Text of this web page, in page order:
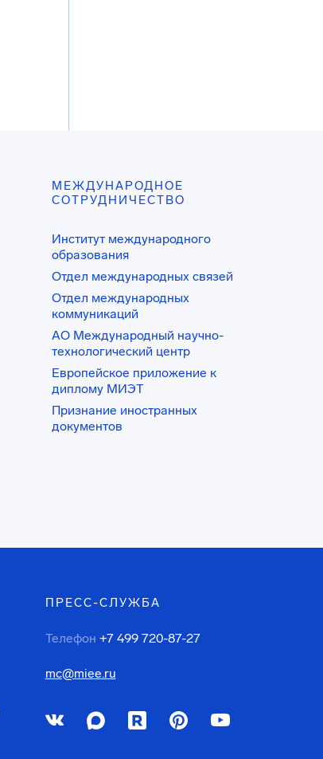
МЕЖДУНАРОДНОЕ
СОТРУДНИЧЕСТВО
Институт международного
образования
Отдел международных связей
Отдел международных
коммуникаций
АО Международный научно-
технологический центр
Европейское приложение к
диплому МИЭТ
Признание иностранных
документов
ПРЕСС-СЛУЖБА
Телефон +7 499 720-87-27
mc@miee.ru